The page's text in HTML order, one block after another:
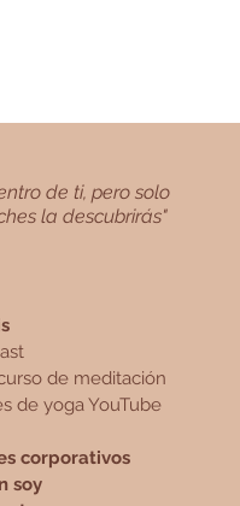
de ti, pero solo
la descubrirás"⁣
de meditación
de yoga YouTube
corporativos
soy